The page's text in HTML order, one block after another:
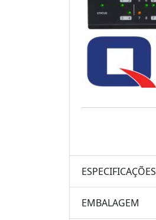
ESPECIFICAÇÕES
EMBALAGEM